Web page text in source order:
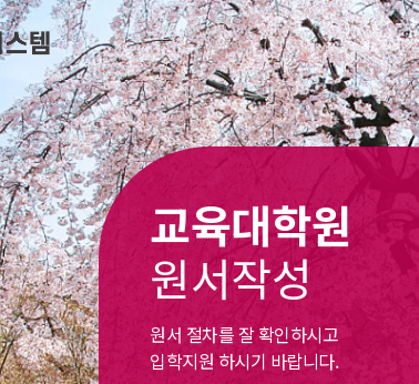
교육대학원
원서작성
원서 절차를 잘 확인하시고
입학지원 하시기 바랍니다.